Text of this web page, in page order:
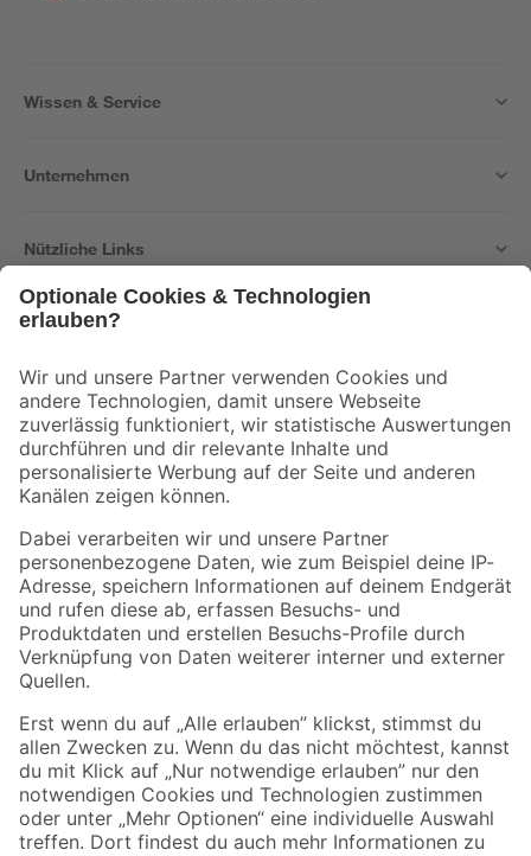
Wissen & Service
Unternehmen
Nützliche Links
Der toom Newsletter: Keine Angebote und Aktionen mehr verpassen!
Zur Newsletter Anmeldung
Folge uns
Zahlungsarten Versandarten
Sicher einkaufen
Jetzt die toom-App herunterladen